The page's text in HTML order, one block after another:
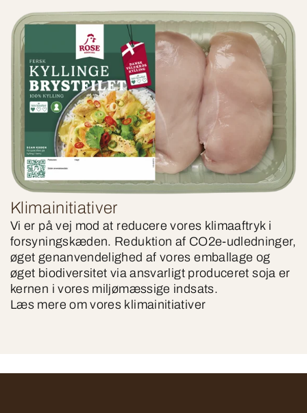
Klimainitiativer
Vi er på vej mod at reducere vores klimaaftryk i
forsyningskæden. Reduktion af CO2e-udledninger,
øget genanvendelighed af vores emballage og
øget biodiversitet via ansvarligt produceret soja er
kernen i vores miljømæssige indsats.
Læs mere om vores klimainitiativer